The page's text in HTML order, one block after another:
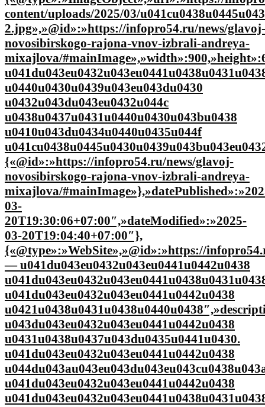
content/uploads/2025/03/
2.jpg»,»@id»:»https://infopro54.ru/news/glavoj-
novosibirskogo-rajona-vnov-izbrali-andreya-
mixajlova/
u0440u0430u0439u043eu043du0430
u0432u043du043eu0432u044c
u0438u0437u0431u0440u0430u043bu0438
u0410u043du0434u0440u0435u044f
{«@id»:»https://infopro54.ru/news/glavoj-
novosibirskogo-rajona-vnov-izbrali-andreya-
mixajlova/
03-
20T19:30:06+07:00″,»dateModified»:»2025-
03-20T19:04:40+07:00″},
{«@type»:»WebSite»,»@id»:»https://
— u041du043eu0432u043eu0441u0442u0438
u041du043eu0432u043eu0441u0442u0438
u043du043eu0432u043eu0441u0442u0438
u0431u0438u0437u043du0435u0441u0430.
u041du043eu0432u043eu0441u0442u0438
u041du043eu0432u043eu0441u0442u0438